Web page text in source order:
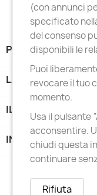
PRODOTTI
LA NOSTRA
IL TUO ACCOUNT
INFORMAZIONI
(con annunci
specificato
del consenso
disponibili le
Puoi
revocare il tuo
momento.
Usa il pulsante
acconsentire.
chiudi questa
continuare
Rifiuta